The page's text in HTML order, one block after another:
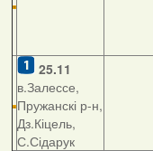
25.11
в.Залессе,
Пружанскі р-н,
Дз.Кіцель,
С.Сідарук